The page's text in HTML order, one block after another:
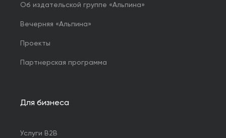
Об издательской группе «Альпина»
Вечерняя «Альпина»
Проекты
Партнерская программа
Для бизнеса
Услуги B2B